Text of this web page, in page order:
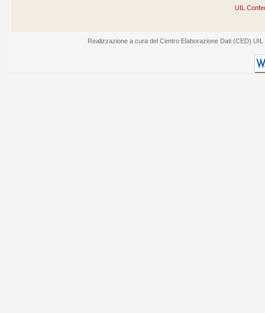
UIL
Realizzazione a cura del Centro Elaborazione Dati (CED)